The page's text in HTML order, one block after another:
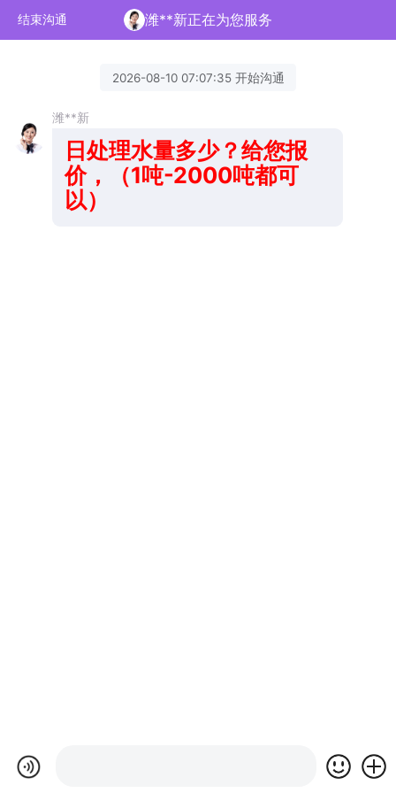
结束沟通 潍**新正在为您服务
2026-08-10 07:07:35 开始沟通
潍**新
日处理水量多少？给您报
价，（1吨-2000吨都可
以）